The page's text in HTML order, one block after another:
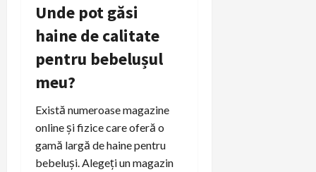
Unde pot găsi
haine de calitate
pentru bebelușul
meu?
Există numeroase magazine
online și fizice care oferă o
gamă largă de haine pentru
bebeluși. Alegeți un magazin